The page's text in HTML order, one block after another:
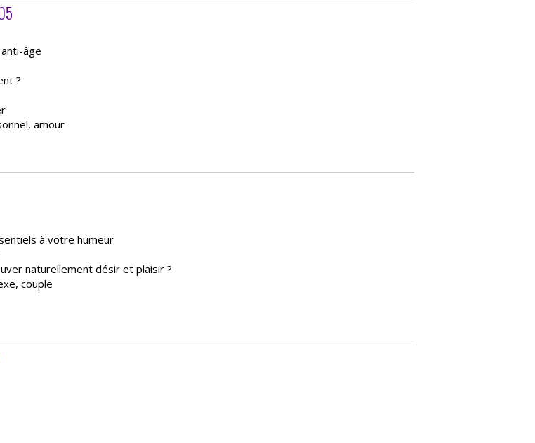
âge
?
amour
à votre humeur
naturellement désir et plaisir ?
couple